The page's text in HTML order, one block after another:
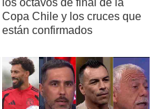
los octavos de final de la
Copa Chile y los cruces que
están confirmados